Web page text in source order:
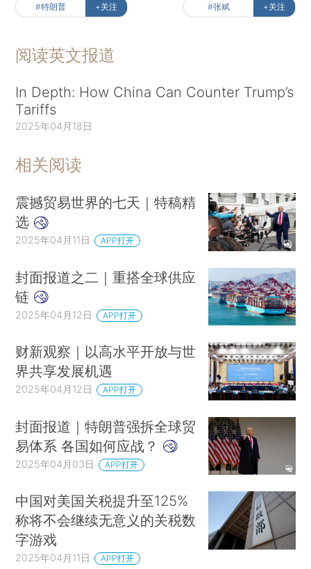
#特朗普 +关注 #张斌 +关注
阅读英文报道
In Depth: How China Can Counter Trump’s
Tariffs
2025年04月18日
相关阅读
震撼贸易世界的七天｜特稿精
选
2025年04月11日 APP打开
封面报道之二｜重搭全球供应
链
2025年04月12日 APP打开
财新观察｜以高水平开放与世
界共享发展机遇
2025年04月12日 APP打开
封面报道｜特朗普强拆全球贸
易体系 各国如何应战？
2025年04月03日 APP打开
中国对美国关税提升至125%
称将不会继续无意义的关税数
字游戏
2025年04月11日 APP打开